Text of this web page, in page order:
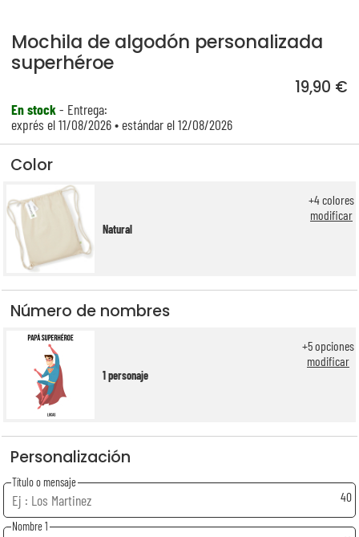
Mochila de algodón personalizada
superhéroe
19,90 €
En stock- Entrega:
exprés el 11/08/2026 • estándar el 12/08/2026
Color
Natural
+4colores
modificar
Número de nombres
1 personaje
+5opciones
modificar
Personalización
Título o mensaje
40
Nombre 1